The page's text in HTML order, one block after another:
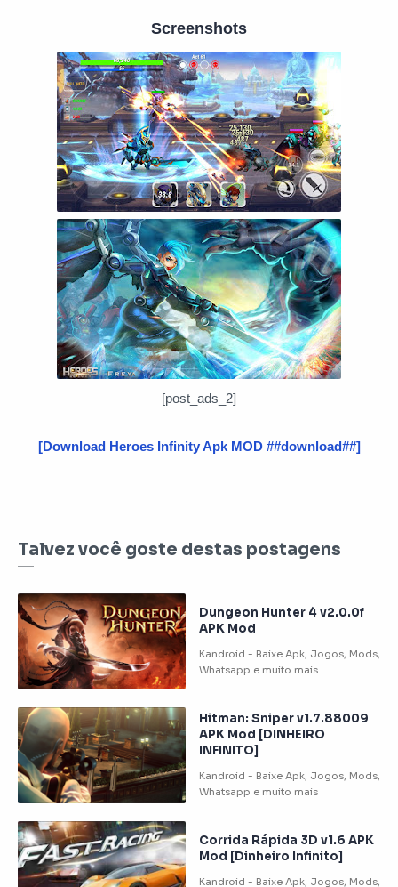
Screenshots
[post_ads_2]
[Download Heroes Infinity Apk MOD ##download##]
Talvez você goste destas postagens
Dungeon Hunter 4 v2.0.0f
APK Mod
Hitman: Sniper v1.7.88009
APK Mod [DINHEIRO
INFINITO]
Corrida Rápida 3D v1.6 APK
Mod [Dinheiro Infinito]